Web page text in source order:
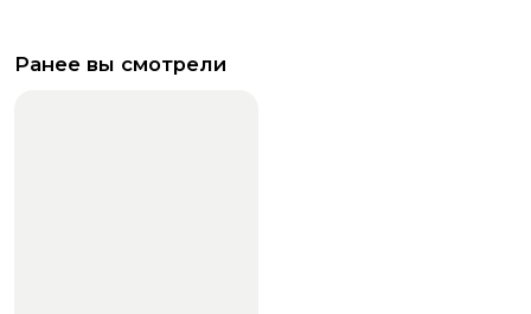
Ранее вы смотрели